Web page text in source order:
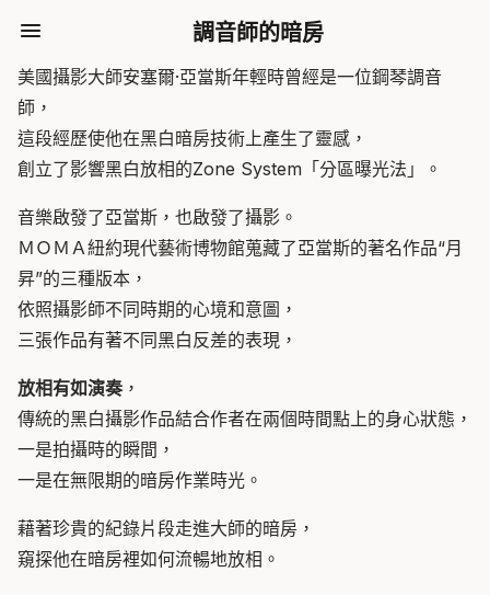
調音師的暗房
美國攝影大師安塞爾·亞當斯年輕時曾經是一位鋼琴調音
師，
這段經歷使他在黑白暗房技術上產生了靈感，
創立了影響黑白放相的Zone System「分區曝光法」。
音樂啟發了亞當斯，也啟發了攝影。
ＭＯＭＡ紐約現代藝術博物館蒐藏了亞當斯的著名作品“月
昇”的三種版本，
依照攝影師不同時期的心境和意圖，
三張作品有著不同黑白反差的表現，
放相有如演奏，
傳統的黑白攝影作品結合作者在兩個時間點上的身心狀態，
一是拍攝時的瞬間，
一是在無限期的暗房作業時光。
藉著珍貴的紀錄片段走進大師的暗房，
窺探他在暗房裡如何流暢地放相。